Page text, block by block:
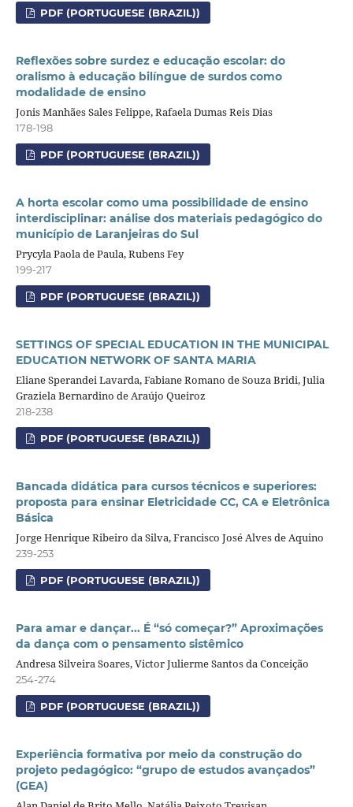
PDF (PORTUGUESE (BRAZIL))
Reflexões sobre surdez e educação escolar: do
oralismo à educação bilíngue de surdos como
modalidade de ensino
Jonis Manhães Sales Felippe, Rafaela Dumas Reis Dias
178-198
PDF (PORTUGUESE (BRAZIL))
A horta escolar como uma possibilidade de ensino
interdisciplinar: análise dos materiais pedagógico do
município de Laranjeiras do Sul
Prycyla Paola de Paula, Rubens Fey
199-217
PDF (PORTUGUESE (BRAZIL))
SETTINGS OF SPECIAL EDUCATION IN THE MUNICIPAL
EDUCATION NETWORK OF SANTA MARIA
Eliane Sperandei Lavarda, Fabiane Romano de Souza Bridi, Julia
Graziela Bernardino de Araújo Queiroz
218-238
PDF (PORTUGUESE (BRAZIL))
Bancada didática para cursos técnicos e superiores:
proposta para ensinar Eletricidade CC, CA e Eletrônica
Básica
Jorge Henrique Ribeiro da Silva, Francisco José Alves de Aquino
239-253
PDF (PORTUGUESE (BRAZIL))
Para amar e dançar... É “só começar?” Aproximações
da dança com o pensamento sistêmico
Andresa Silveira Soares, Victor Julierme Santos da Conceição
254-274
PDF (PORTUGUESE (BRAZIL))
Experiência formativa por meio da construção do
projeto pedagógico: “grupo de estudos avançados”
(GEA)